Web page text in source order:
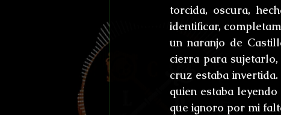
torcida, oscura,
identificar,
un naranjo de
cierra para
cruz estaba
quien estaba
que ignoro por mi